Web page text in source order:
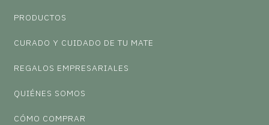
PRODUCTOS
CURADO Y CUIDADO DE TU MATE
REGALOS EMPRESARIALES
QUIÉNES SOMOS
CÓMO COMPRAR